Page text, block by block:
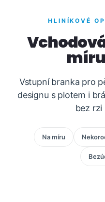
HLINÍKOVÉ
míru
Vstupní branka pro
designu s plotem i
bez rzi
Na míru